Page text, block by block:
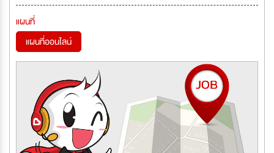
แผนที่
แผนที่ออนไลน์